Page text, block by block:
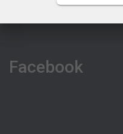
Facebook